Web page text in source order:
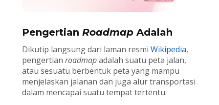
Pengertian RoadmapAdalah
Dikutip langsung dari laman resmi Wikipedia,
pengertian roadmapadalah suatu peta jalan,
atau sesuatu berbentuk peta yang mampu
menjelaskan jalanan dan juga alur transportasi
dalam mencapai suatu tempat tertentu.